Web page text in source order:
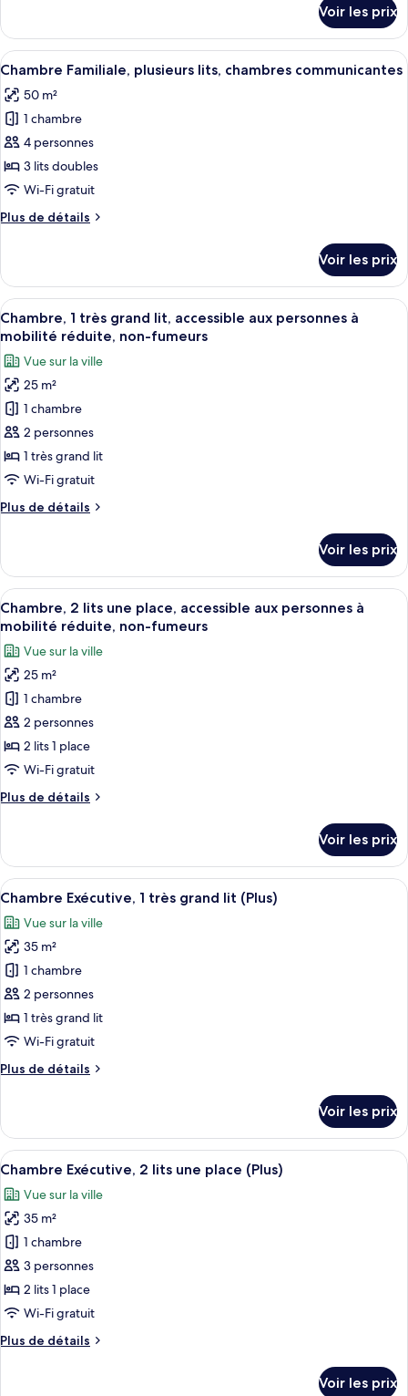
grand
lit,
non-
fumeurs
le
type
de
Chambre,
grand
lit,
non-
fumeurs
Voir les prix
Afficher
toutes
les
photos
pour
ce
type
chambre :
plusieurs
lits,
chambres
communicantes
Une chambre d’hôtel avec un
12
Chambre Familiale, plusieurs lits, chambres communicantes
50 m²
1 chambre
4 personnes
3 lits doubles
Wi-Fi gratuit
Plus de détails
Plus
le
type
de
chambre
Familiale,
plusieurs
lits,
chambres
communicantes
Voir les prix
Afficher
toutes
les
photos
pour
ce
type
de
chambre :
1
lit,
accessible
aux
personnes
à
mobilité
réduite,
non-
fumeurs
Une chambre d’hôtel avec un grand
7
Chambre, 1 très grand lit, accessible aux personnes à
mobilité réduite, non-fumeurs
Vue sur la ville
25 m²
1 chambre
2 personnes
1 très grand lit
Wi-Fi gratuit
Plus de détails
Plus
le
type
de
chambre
très
grand
lit,
accessible
personnes
à
réduite,
Voir les prix
Afficher
toutes
les
photos
pour
ce
type
de
chambre :
2
place,
accessible
aux
personnes
à
mobilité
réduite,
non-
fumeurs
Une chambre d’hôtel avec deux
14
Chambre, 2 lits une place, accessible aux personnes à
mobilité réduite, non-fumeurs
Vue sur la ville
25 m²
1 chambre
2 personnes
2 lits 1 place
Wi-Fi gratuit
Plus de détails
Plus
le
type
de
Chambre,
2
lits
une
place,
accessible
aux
personnes
mobilité
fumeurs
Voir les prix
Afficher
toutes
les
photos
pour
ce
type
de
chambre :
Chambre
très
grand
lit
(Plus)
Une chambre d’hôtel moderne
9
Chambre Exécutive, 1 très grand lit (Plus)
Vue sur la ville
35 m²
1 chambre
2 personnes
1 très grand lit
Wi-Fi gratuit
Plus de détails
Plus
le
type
de
Chambre
Exécutive,
très
grand
lit
(Plus)
Voir les prix
Afficher
toutes
les
photos
pour
ce
type
de
chambre :
Chambre
Une chambre d’hôtel avec un lit, un
9
Chambre Exécutive, 2 lits une place (Plus)
Vue sur la ville
35 m²
1 chambre
3 personnes
2 lits 1 place
Wi-Fi gratuit
Plus de détails
Plus
Voir les prix